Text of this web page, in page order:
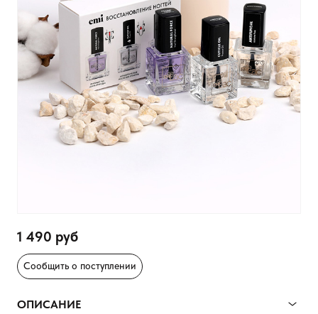
1 490 руб
Сообщить о поступлении
ОПИСАНИЕ